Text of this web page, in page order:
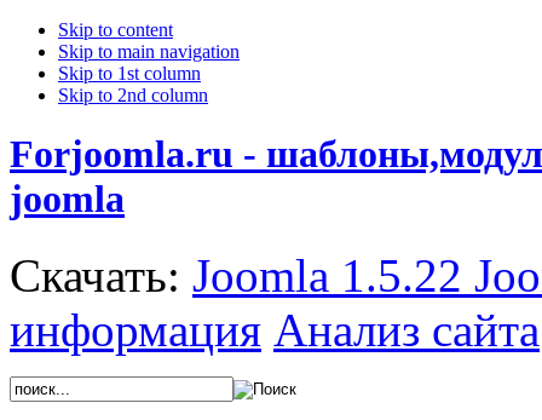
Skip to content
Skip to main navigation
Skip to 1st column
Skip to 2nd column
Forjoomla.ru -
joomla
Скачать: Joomla 1.5.22
информация Анализ сайта